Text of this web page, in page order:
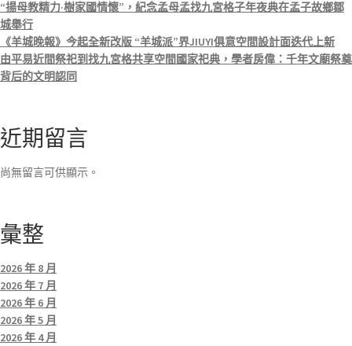
“揚母教精力·樹家國情懷”，紀念孟母孟找九宮格子年夜典在孟子故鄉鄒
城舉行
《羊城晚報》今起全新改版 “羊城派”界JIUYI俱意空間設計面迭代上新
由平易近間祭祀到找九宮格共享空間國家祀典，學者房偉：千年文廟祭奠
背后的文明認同
近期留言
尚無留言可供顯示。
彙整
2026 年 8 月
2026 年 7 月
2026 年 6 月
2026 年 5 月
2026 年 4 月